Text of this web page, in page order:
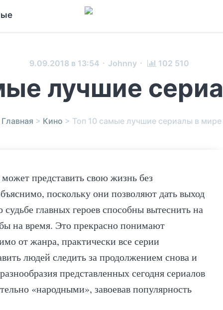
9.09.2018 в 13:54 · Johnny · 102 510
лучшие
Главная > Кино > Топ 10 самые лучшие сериалы в мире
представить свою жизнь без
поскольку они позволяют дать выход
главных героев способны вытеснить на
на время. Это прекрасно понимают
от жанра, практически все серии
людей следить за продолжением снова и
представленных сегодня сериалов
«народными», завоевав популярность